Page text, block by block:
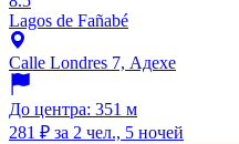
Lagos de Fañabé
Calle Londres 7, Адехе
До центра: 351 м
281 ₽ за 2 чел., 5 ночей